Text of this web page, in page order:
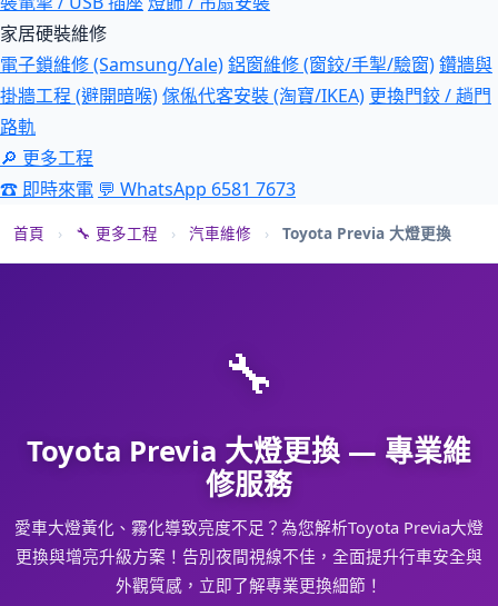
家居硬裝維修
電子鎖維修 (Samsung/Yale)鋁窗維修 (窗鉸/手掣/驗窗)鑽牆與
掛牆工程 (避開暗喉)傢俬代客安裝 (淘寶/IKEA) 更換門鉸 / 趟門
路軌
🔎 更多工程
☎ 即時來電 💬 WhatsApp 6581 7673
首頁 › 🔧 更多工程 › 汽車維修 › Toyota Previa 大燈更換
🔧
Toyota Previa 大燈更換 — 專業維
修服務
愛車大燈黃化、霧化導致亮度不足？為您解析Toyota Previa大燈
更換與增亮升級方案！告別夜間視線不佳，全面提升行車安全與
外觀質感，立即了解專業更換細節！